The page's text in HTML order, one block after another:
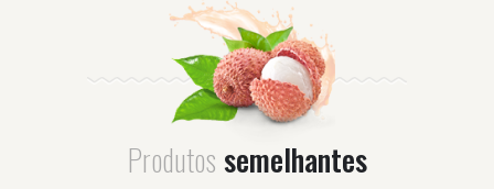
Produtos semelhantes